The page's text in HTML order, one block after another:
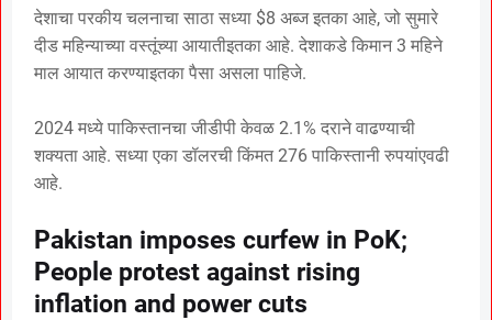
देशाचा परकीय चलनाचा साठा सध्या $8 अब्ज इतका आहे, जो सुमारे
दीड महिन्याच्या वस्तूंच्या आयातीइतका आहे. देशाकडे किमान 3 महिने
माल आयात करण्याइतका पैसा असला पाहिजे.
2024 मध्ये पाकिस्तानचा जीडीपी केवळ 2.1% दराने वाढण्याची
शक्यता आहे. सध्या एका डॉलरची किंमत 276 पाकिस्तानी रुपयांएवढी
आहे.
Pakistan imposes curfew in PoK;
People protest against rising
inflation and power cuts